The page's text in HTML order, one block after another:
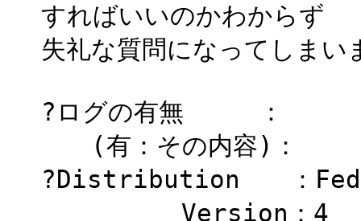
すればいいのかわからず
失礼な質問になってしま
?ログの有無 ：
(有：その内容)：
?Distribution ：
Version：4